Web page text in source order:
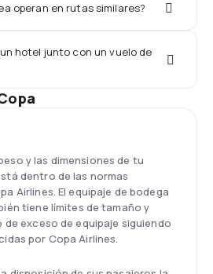
operan en rutas similares?
hotel junto con un vuelo de
y las dimensiones de tu
dentro de las normas
Airlines. El equipaje de bodega
tiene límites de tamaño y
de exceso de equipaje siguiendo
por Copa Airlines.